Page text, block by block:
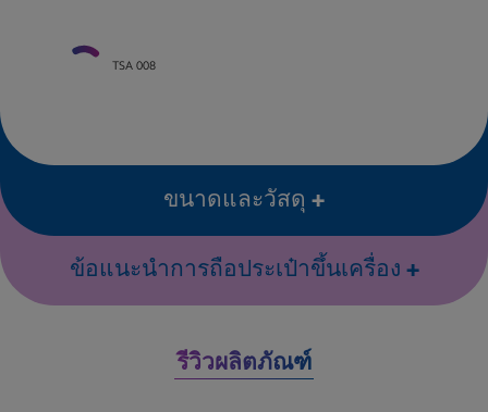
TSA 008
ขนาดและวัสดุ
ข้อแนะนำการถือประเป๋าขึ้นเครื่อง
รีวิวผลิตภัณฑ์